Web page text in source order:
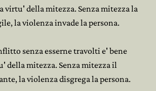
virtu' della mitezza. Senza mitezza la
la violenza invade la persona.
senza esserne travolti e' bene
della mitezza. Senza mitezza il
la violenza disgrega la persona.